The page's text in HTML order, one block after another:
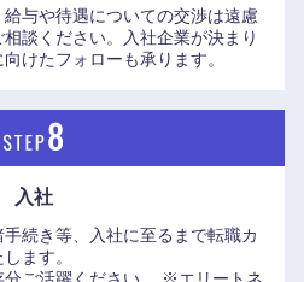
与や待遇についての交渉は遠慮
談ください。入社企業が決まり
けたフォローも承ります。
入社
続き等、入社に至るまで転職カ
ます。